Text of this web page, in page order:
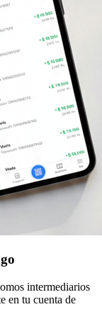
intermediarios
en tu cuenta de